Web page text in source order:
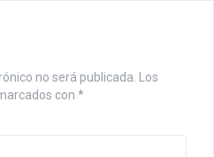
no será publicada. Los
con *